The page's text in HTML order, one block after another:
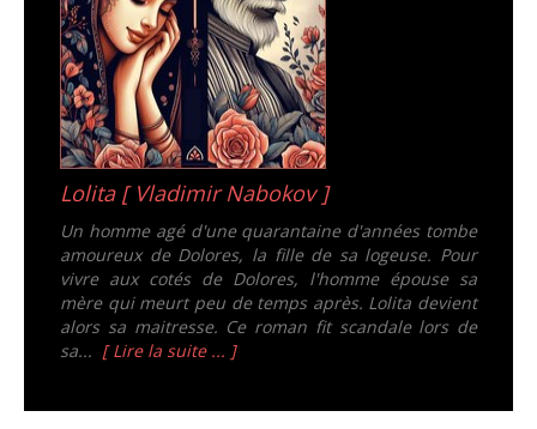
Lolita [ Vladimir Nabokov ]
Un homme agé d'une quarantaine d'années tombe
amoureux de Dolores, la fille de sa logeuse. Pour
vivre aux cotés de Dolores, l'homme épouse sa
mère qui meurt peu de temps après. Lolita devient
alors sa maitresse. Ce roman fit scandale lors de
sa... [ Lire la suite ... ]